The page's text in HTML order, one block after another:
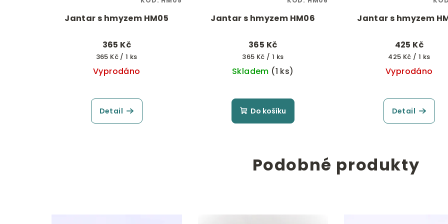
Jantar s hmyzem HM05
365 Kč
Měrná
cena:
365 Kč / 1 ks
Vyprodáno
Detail
Jantar s hmyzem HM06
365 Kč
Měrná
cena:
365 Kč / 1 ks
Skladem (1 ks)
Do košíku
Jantar s hmyzem
425 Kč
Měrná
cena:
425 Kč / 1 ks
Vyprodáno
Detail
Podobné produkty